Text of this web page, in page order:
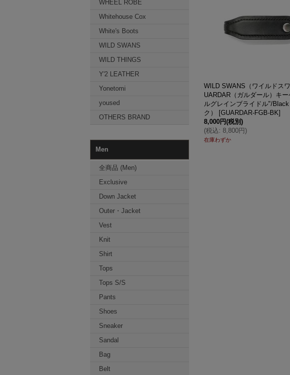
WHEEL ROBE
Whitehouse Cox
White's Boots
WILD SWANS
WILD THINGS
Y'2 LEATHER
Yonetomi
yoused
OTHERS BRAND
Men
全商品 (Men)
Exclusive
Down Jacket
Outer・Jacket
Vest
Knit
Shirt
Tops
Tops S/S
Pants
Shoes
Sneaker
Sandal
Bag
Belt
WILD SWANS（ワイルドス
UARDAR（ガルダール）キ
ルグレインブライドル"/Black
ク）
[GUARDAR-FGB-BK]
8,000円(税別)
(税込: 8,800円)
在庫わずか